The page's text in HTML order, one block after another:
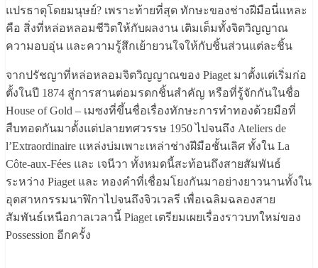
แปรธาตุโดยมนุษย์? เพราะท้ายที่สุด ทักษะของช่างฝีมือนี่แหละ
คือ สิ่งที่หล่อหลอมชีวิตให้กับผลงาน เติมเต็มทั้งจิตวิญญาณ
ความอบอุ่น และความรู้สึกเย้ายวนใจให้กับชิ้นส่วนแต่ละชิ้น
จากปรัชญาที่หล่อหลอมจิตวิญญาณของ Piaget มาตั้งแต่เริ่มก่อ
ตั้งในปี 1874 สู่การสานต่อมรดกชิ้นสำคัญ หรือที่รู้จักกันในชื่อ
House of Gold – เมซงที่ขึ้นชื่อเรื่องทักษะการทำทองด้วยมือที่
สืบทอดกันมาตั้งแต่ปลายทศวรรษ 1950 ไปจนถึง Ateliers de
l’Extraordinaire แหล่งบ่มเพาะเหล่าช่างฝีมือชั้นเลิศ ทั้งใน La
Côte-aux-Fées และ เจนีวา ทั้งหมดนี้สะท้อนถึงสายสัมพันธ์
ระหว่าง Piaget และ ทองคำที่เชื่อมโยงกันมาอย่างยาวนานทั้งใน
อุตสาหกรรมนาฬิกาไปจนถึงจิวเวลรี เพื่อเฉลิมฉลองสาย
สัมพันธ์เหนือกาลเวลานี้ Piaget เตรียมเผยเรื่องราวบทใหม่ของ
Possession อีกครั้ง